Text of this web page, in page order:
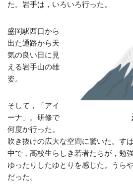
た。岩手は，いろいろ行った。
盛岡駅西口から
出た通路から天
気の良い日に見
える岩手山の雄
姿。
そして，「アイ
ーナ」。研修で
何度か行った。
吹き抜けの広大な空間に驚いた。す
中で，高校生らしき若者たちが，勉
ゆったりしたゆとりを感じた。うら
だった。